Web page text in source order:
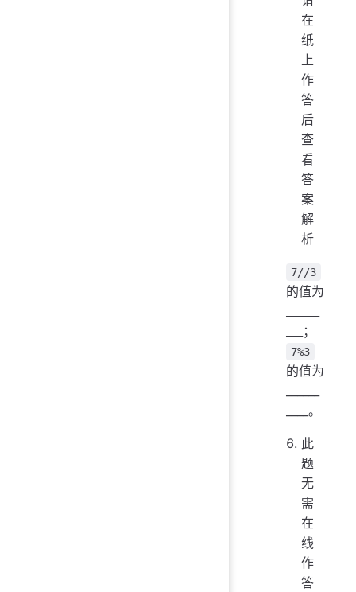
在
纸
上
作
答
后
查
看
答
案
解
析
7//3
的值为
___；
7%3
的值为
____。
此
题
无
需
在
线
作
答